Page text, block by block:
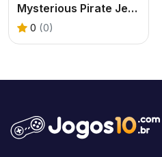
Mysterious Pirate Jewels 3
0 (0)